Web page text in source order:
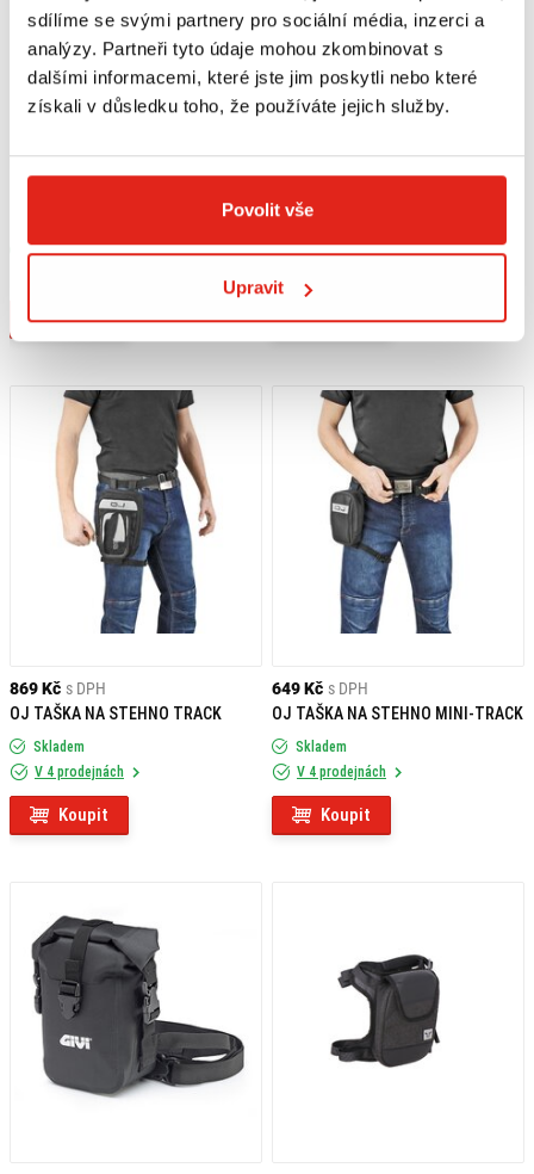
sdílíme se svými partnery pro sociální média, inzerci a
analýzy. Partneři tyto údaje mohou zkombinovat s
dalšími informacemi, které jste jim poskytli nebo které
získali v důsledku toho, že používáte jejich služby.
Povolit vše
Upravit
Skladem
Koupit
OXFORD TAŠKA NA STEHNO L1R
Skladem
Koupit
869 Kč s DPH
OJ TAŠKA NA STEHNO TRACK
Skladem
V 4 prodejnách
Koupit
649 Kč s DPH
OJ TAŠKA NA STEHNO MINI-TRACK
Skladem
V 4 prodejnách
Koupit